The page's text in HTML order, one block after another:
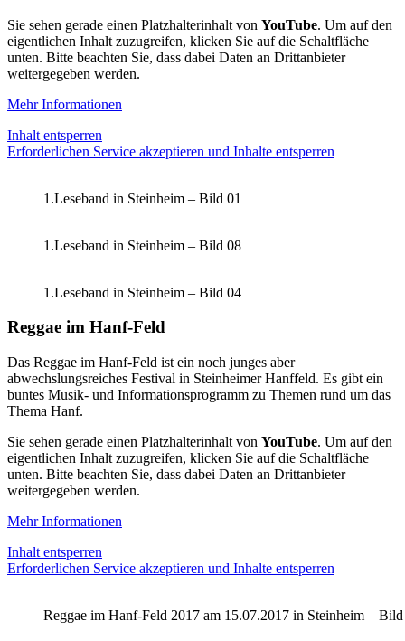
Sie sehen gerade einen Platzhalterinhalt von YouTube. Um auf den
eigentlichen Inhalt zuzugreifen, klicken Sie auf die Schaltfläche
unten. Bitte beachten Sie, dass dabei Daten an Drittanbieter
weitergegeben werden.
Mehr Informationen
Inhalt entsperren
Erforderlichen Service akzeptieren und Inhalte entsperren
1.Leseband in Steinheim – Bild 01
1.Leseband in Steinheim – Bild 08
1.Leseband in Steinheim – Bild 04
Reggae im Hanf-Feld
Das Reggae im Hanf-Feld ist ein noch junges aber
abwechslungsreiches Festival in Steinheimer Hanffeld. Es gibt ein
buntes Musik- und Informationsprogramm zu Themen rund um das
Thema Hanf.
Sie sehen gerade einen Platzhalterinhalt von YouTube. Um auf den
eigentlichen Inhalt zuzugreifen, klicken Sie auf die Schaltfläche
unten. Bitte beachten Sie, dass dabei Daten an Drittanbieter
weitergegeben werden.
Mehr Informationen
Inhalt entsperren
Erforderlichen Service akzeptieren und Inhalte entsperren
Reggae im Hanf-Feld 2017 am 15.07.2017 in Steinheim –